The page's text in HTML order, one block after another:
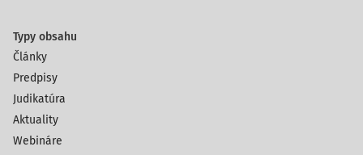
Typy obsahu
Články
Predpisy
Judikatúra
Aktuality
Webináre